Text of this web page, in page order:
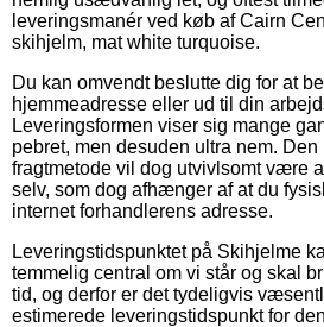
leveringsmanér ved køb af Cairn
skihjelm, mat white turquoise.
Du kan omvendt beslutte dig for at
hjemmeadresse eller ud til din
Leveringsformen viser sig mange
pebret, men desuden ultra nem.
fragtmetode vil dog utvivlsomt være
selv, som dog afhænger af at du
internet forhandlerens adresse.
Leveringstidspunktet på Skihjelme
temmelig central om vi står og skal
tid, og derfor er det tydeligvis
estimerede leveringstidspunkt for